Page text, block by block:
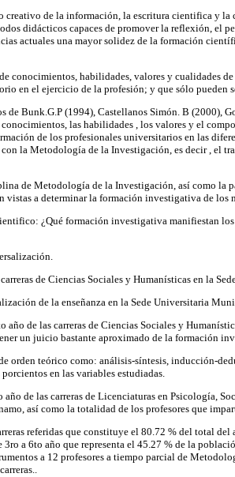
de la información, la escritura cientifica y la
didácticos capaces de promover la reflexión,
actuales una mayor solidez de la formación
conocimientos, habilidades, valores y
en el ejercicio de la profesión; y que sólo pueden
Bunk.G.P (1994), Castellanos Simón. B (2000),
las habilidades , los valores y el
de los profesionales universitarios en las
con la Metodología de la Investigación, es decir ,
de Metodología de la Investigación, así como
vistas a determinar la formación investigativa de
¿Qué formación investigativa manifiestan
de Ciencias Sociales y Humanísticas en la
de la enseñanza en la Sede Universitaria
de las carreras de Ciencias Sociales y
un juicio bastante aproximado de la formación
orden teórico como: análisis-síntesis, inducción-
en las variables estudiadas.
de las carreras de Licenciaturas en
así como la totalidad de los profesores que
referidas que constituye el 80.72 % del total
a 6to año que representa el 45.27 % de la
a 12 profesores a tiempo parcial de